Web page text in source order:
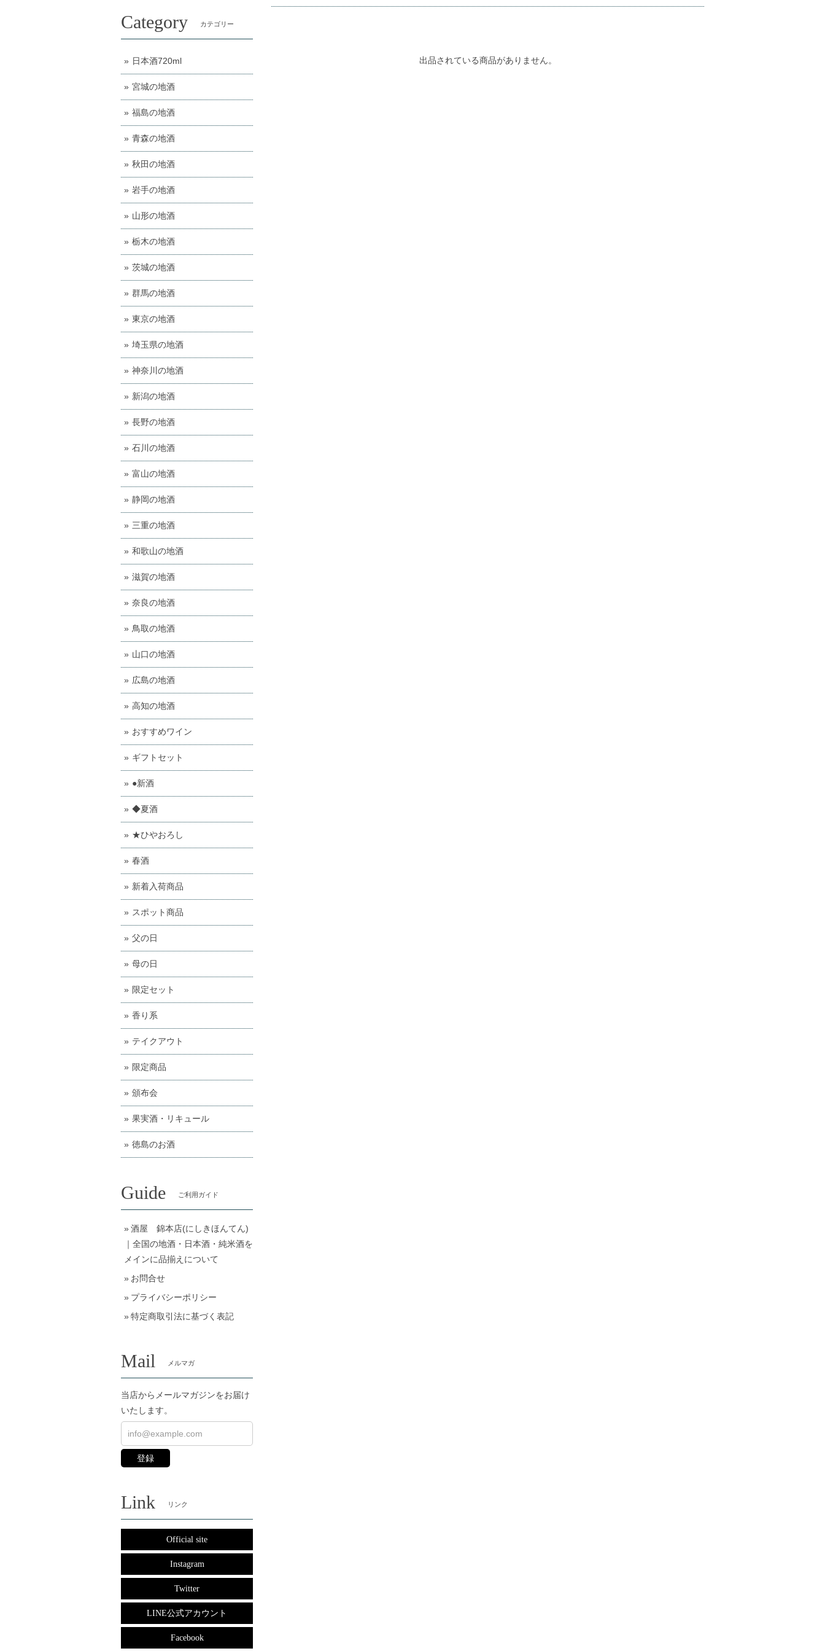
出品されている商品がありません。
Category カテゴリー
日本酒720ml
宮城の地酒
福島の地酒
青森の地酒
秋田の地酒
岩手の地酒
山形の地酒
栃木の地酒
茨城の地酒
群馬の地酒
東京の地酒
埼玉県の地酒
神奈川の地酒
新潟の地酒
長野の地酒
石川の地酒
富山の地酒
静岡の地酒
三重の地酒
和歌山の地酒
滋賀の地酒
奈良の地酒
鳥取の地酒
山口の地酒
広島の地酒
高知の地酒
おすすめワイン
ギフトセット
●新酒
◆夏酒
★ひやおろし
春酒
新着入荷商品
スポット商品
父の日
母の日
限定セット
香り系
テイクアウト
限定商品
頒布会
果実酒・リキュール
徳島のお酒
Guide ご利用ガイド
酒屋 錦本店(にしきほんてん)
｜全国の地酒・日本酒・純米酒を
メインに品揃えについて
お問合せ
プライバシーポリシー
特定商取引法に基づく表記
Mail メルマガ
当店からメールマガジンをお届け
いたします。
登録
Link リンク
Official site
Instagram
Twitter
LINE公式アカウント
Facebook